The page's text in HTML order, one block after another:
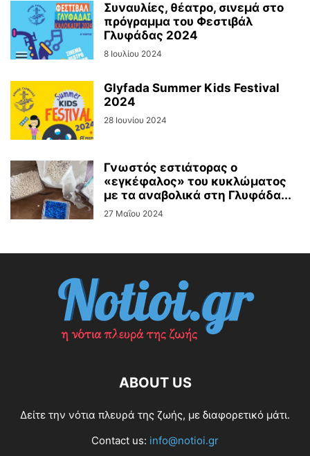
Συναυλίες, θέατρο, σινεμά στο
πρόγραμμα του Φεστιβάλ
Γλυφάδας 2024
8 Ιουλίου 2024
Glyfada Summer Kids Festival
2024
28 Ιουνίου 2024
Γνωστός εστιάτορας ο
«εγκέφαλος» του κυκλώματος
με τα αναβολικά στη Γλυφάδα...
27 Μαΐου 2024
ABOUT US
Δείτε την νότια πλευρά της ζωής, με διαφορετικό μάτι.
Contact us: info@notioi.gr